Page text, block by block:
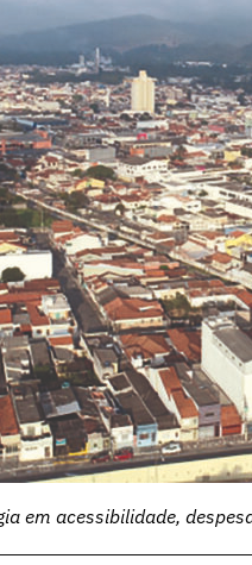
em acessibilidade,